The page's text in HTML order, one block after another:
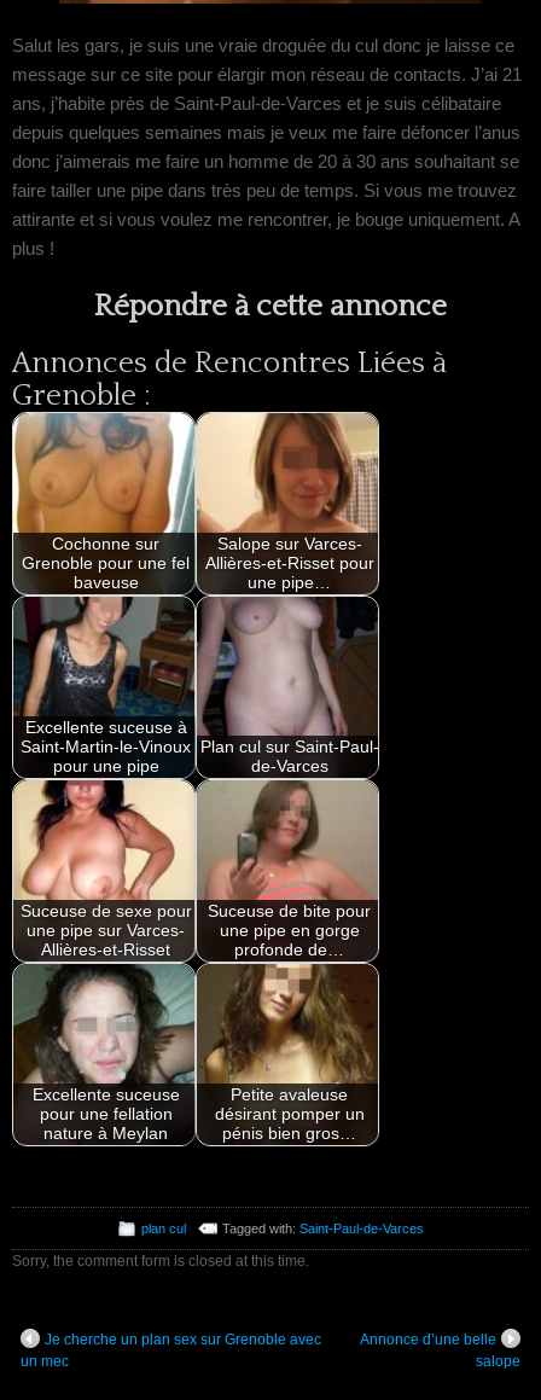
Salut les gars, je suis une vraie droguée du cul donc je laisse ce
message sur ce site pour élargir mon réseau de contacts. J’ai 21
ans, j’habite près de Saint-Paul-de-Varces et je suis célibataire
depuis quelques semaines mais je veux me faire défoncer l’anus
donc j’aimerais me faire un homme de 20 à 30 ans souhaitant se
faire tailler une pipe dans très peu de temps. Si vous me trouvez
attirante et si vous voulez me rencontrer, je bouge uniquement. A
plus !
Répondre à cette annonce
Annonces de Rencontres Liées à
Grenoble :
Cochonne sur
Grenoble pour une fel
baveuse
Salope sur Varces-
Allières-et-Risset pour
une pipe…
Excellente suceuse à
Saint-Martin-le-Vinoux
pour une pipe
Plan cul sur Saint-Paul-
de-Varces
Suceuse de sexe pour
une pipe sur Varces-
Allières-et-Risset
Suceuse de bite pour
une pipe en gorge
profonde de…
Excellente suceuse
pour une fellation
nature à Meylan
Petite avaleuse
désirant pomper un
pénis bien gros…
plan cul Tagged with:Saint-Paul-de-Varces
Sorry, the comment form is closed at this time.
Je cherche un plan sex sur Grenoble avec
un mec
Annonce d’une belle
salope